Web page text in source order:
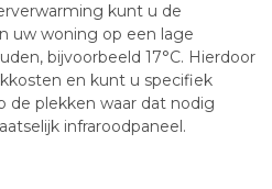
kunt u de
uw woning op een lage
bijvoorbeeld 17°C. Hierdoor
en kunt u specifiek
de plekken waar dat nodig
infraroodpaneel.